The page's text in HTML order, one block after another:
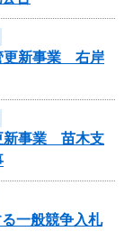
更新事業 右岸
新事業 苗木支
一般競争入札